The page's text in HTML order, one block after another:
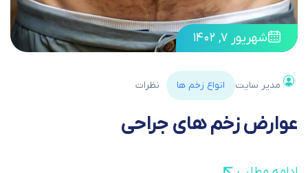
شهریور ۷, ۱۴۰۲
مدیر سایت انواع زخم ها نظرات
عوارض زخم های جراحی